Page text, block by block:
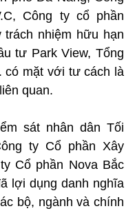
Công ty cổ phần
trách nhiệm hữu hạn
tư Park View, Tổng
có mặt với tư cách là
quan.
sát nhân dân Tối
ty Cổ phần Xây
Cổ phần Nova Bắc
lợi dụng danh nghĩa
bộ, ngành và chính